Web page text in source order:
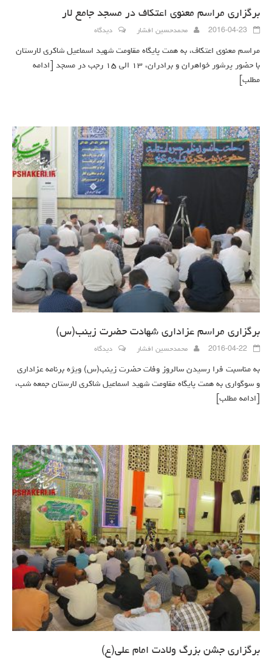
برگزاری مراسم معنوی اعتکاف در مسجد جامع لار
2016-04-23 محمدحسین افشار دیدگاه
مراسم معنوی اعتکاف، به همت پایگاه مقاومت شهید اسماعیل شاکری لارستان
با حضور پرشور خواهران و برادران، ۱۳ الی ۱۵ رجب در مسجد
[ادامه
مطلب]
برگزاری مراسم عزاداری شهادت حضرت زینب(س)
2016-04-22 محمدحسین افشار دیدگاه
به مناسبت فرا رسیدن سالروز وفات حضرت زینب(س) ویژه برنامه عزاداری
و سوگواری به همت پایگاه مقاومت شهید اسماعیل شاکری لارستان جمعه شب،
[ادامه مطلب]
برگزاری جشن بزرگ ولادت امام علی(ع)